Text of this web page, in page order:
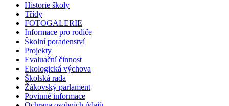
Historie školy
Třídy
FOTOGALERIE
Informace pro rodiče
Školní poradenství
Projekty
Evaluační činnost
Ekologická výchova
Školská rada
Žákovský parlament
Povinné informace